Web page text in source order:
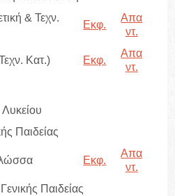
& Τεχν.
Εκφ.
Απα
ντ.
Κατ.) Εκφ.
Απα
ντ.
Λυκείου
Παιδείας
Εκφ.
Απα
ντ.
Παιδείας